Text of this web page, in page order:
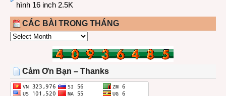
hình 16 inch 2.5K
CÁC BÀI TRONG THÁNG
CÁC
THÁNG
Cảm Ơn Bạn – Thanks